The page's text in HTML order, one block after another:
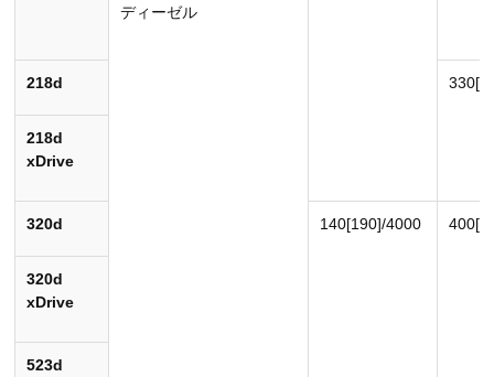
ディーゼル
218d
218d
xDrive
320d 140[190]/4000
320d
xDrive
523d